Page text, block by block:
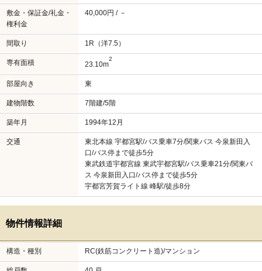
敷金・保証金/礼金・
権利金
40,000円 / －
間取り 1R（洋7.5）
専有面積 23.10m
2
部屋向き 東
建物階数 7階建/5階
築年月 1994年12月
交通
東北本線 宇都宮駅/バス乗車7分/関東バス 今泉新田入
口/バス停まで徒歩5分
東武鉄道宇都宮線 東武宇都宮駅/バス乗車21分/関東バ
ス 今泉新田入口/バス停まで徒歩5分
宇都宮芳賀ライト線 峰駅/徒歩8分
物件情報詳細
構造・種別 RC(鉄筋コンクリート造)/マンション